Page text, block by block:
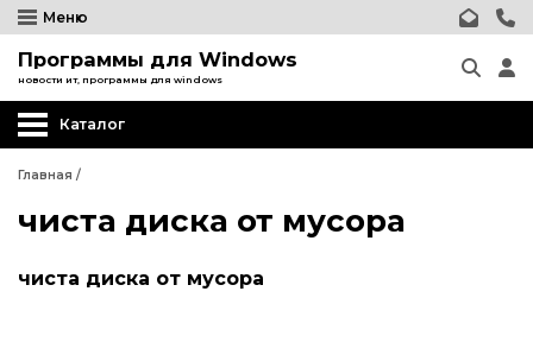
Меню
Программы для Windows
новости ит, программы для windows
Каталог
Главная /
чиста диска от мусора
чиста диска от мусора